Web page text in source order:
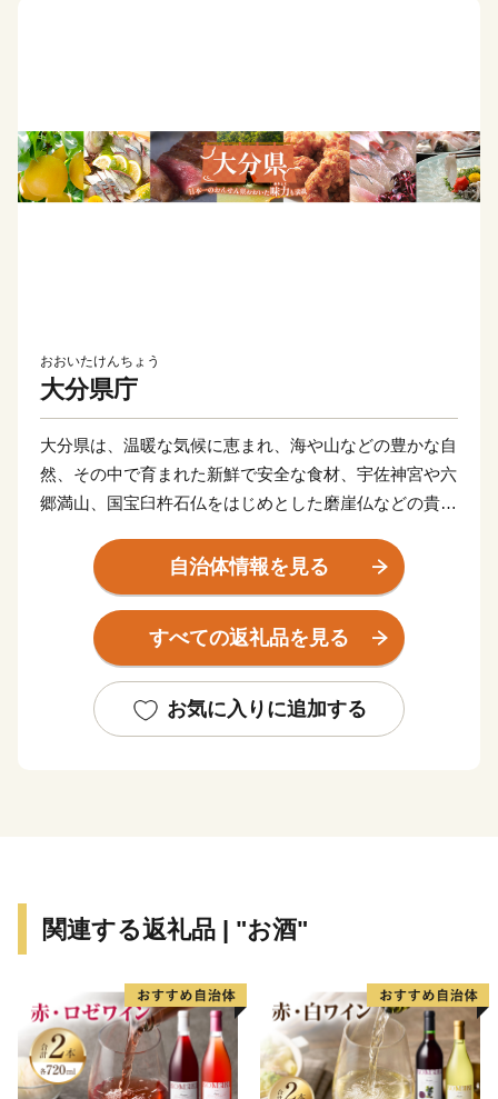
おおいたけんちょう
大分県庁
大分県は、温暖な気候に恵まれ、海や山などの豊かな自
然、その中で育まれた新鮮で安全な食材、宇佐神宮や六
郷満山、国宝臼杵石仏をはじめとした磨崖仏などの貴重
また、なんといっても県内全域に広がる温泉は、日本一
の湧出量と温泉数を誇り、地球上にある１０種類の泉質
のうち８種類を有しています。
自治体情報を見る
すべての返礼品を見る
お気に入りに追加する
関連する返礼品 | "お酒"